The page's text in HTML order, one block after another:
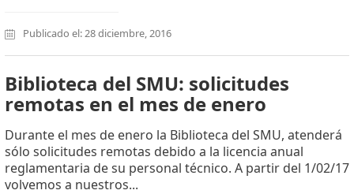
Publicado el: 28 diciembre, 2016
Biblioteca del SMU: solicitudes
remotas en el mes de enero
Durante el mes de enero la Biblioteca del SMU, atenderá
sólo solicitudes remotas debido a la licencia anual
reglamentaria de su personal técnico. A partir del 1/02/17
volvemos a nuestros...